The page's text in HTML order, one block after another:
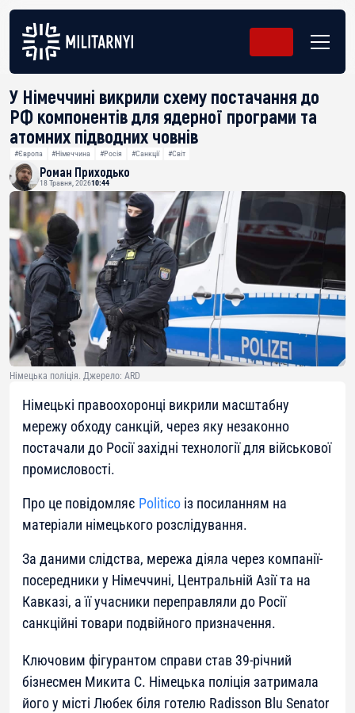
У Німеччині викрили схему постачання до
РФ компонентів для ядерної програми та
атомних підводних човнів
#Європа #Німеччина #Росія #Санкції #Світ
Роман Приходько
18 Травня, 202610:44
Німецька поліція. Джерело: ARD
Німецькі правоохоронці викрили масштабну
мережу обходу санкцій, через яку незаконно
постачали до Росії західні технології для військової
промисловості.
Про це повідомляє Politico із посиланням на
матеріали німецького розслідування.
За даними слідства, мережа діяла через компанії-
посередники у Німеччині, Центральній Азії та на
Кавказі, а її учасники переправляли до Росії
санкційні товари подвійного призначення.
Ключовим фігурантом справи став 39-річний
бізнесмен Микита С. Німецька поліція затримала
його у місті Любек біля готелю Radisson Blu Senator